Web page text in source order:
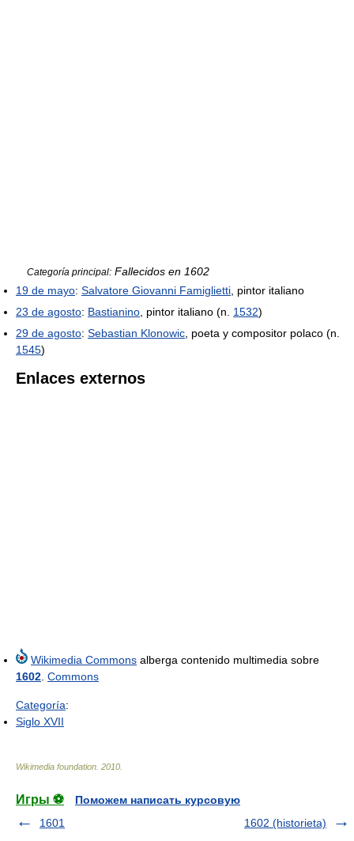
Categoría principal: Fallecidos en 1602
19 de mayo: Salvatore Giovanni Famiglietti , pintor italiano
23 de agosto: Bastianino , pintor italiano (n. 1532)
29 de agosto: Sebastian Klonowic , poeta y compositor polaco (n.
1545)
Enlaces externos
Wikimedia Commons alberga contenido multimedia sobre
1602 Commons
Categoría:
Siglo XVII
Wikimedia foundation 2010
Игры ⚽
Поможем написать курсовую
1601
1602 (historieta)